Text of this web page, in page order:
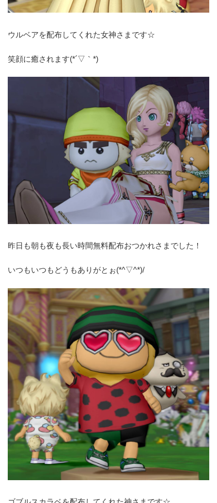
ウルベアを配布してくれた女神さまです☆
笑顔に癒されます(*´▽｀*)
昨日も朝も夜も長い時間無料配布おつかれさまでした！
いつもいつもどうもありがとぉ(*^▽^*)/